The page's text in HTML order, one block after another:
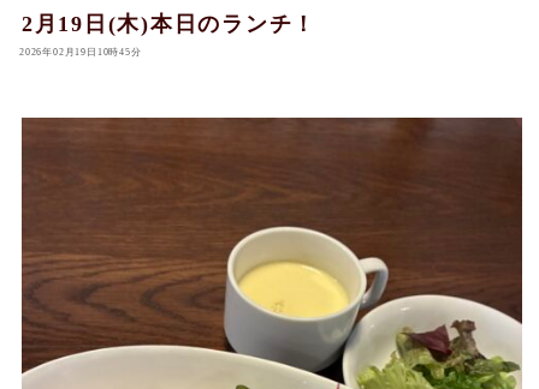
2月19日(木)本日のランチ！
2026年02月19日10時45分